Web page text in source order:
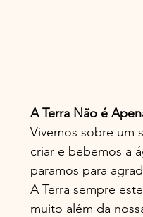
A Terra Não é
Vivemos sobre um
criar e bebemos a
paramos para
A Terra sempre
muito além da